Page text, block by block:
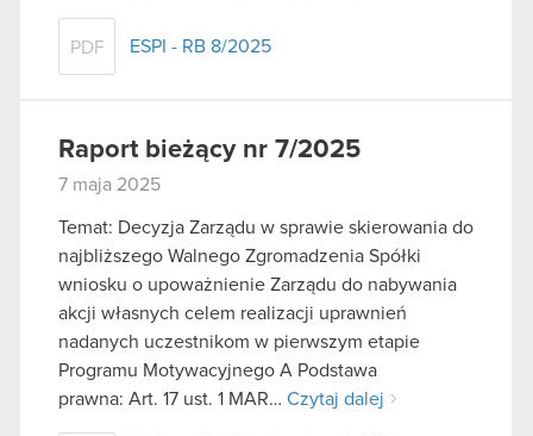
PDF ESPI - RB 8/2025
Raport bieżący nr 7/2025
7 maja 2025
Temat: Decyzja Zarządu w sprawie skierowania do
najbliższego Walnego Zgromadzenia Spółki
wniosku o upoważnienie Zarządu do nabywania
akcji własnych celem realizacji uprawnień
nadanych uczestnikom w pierwszym etapie
Programu Motywacyjnego A Podstawa
prawna: Art. 17 ust. 1 MAR… Czytaj dalej